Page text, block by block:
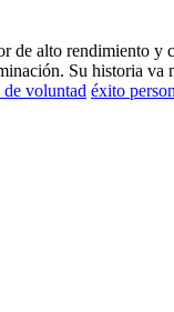
alto rendimiento y
Su historia va
de voluntad éxito